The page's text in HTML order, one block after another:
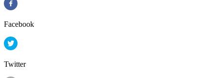
Facebook
Twitter